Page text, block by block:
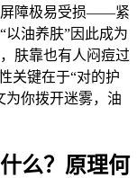
屏障极易受损——紧
以油养肤”因此成为
肤靠也有人闷痘过
关键在于“对的护
为你拨开迷雾，油
么？原理何